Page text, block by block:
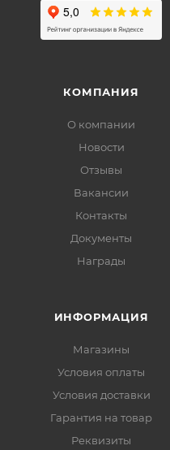
КОМПАНИЯ
О компании
Новости
Отзывы
Вакансии
Контакты
Документы
Награды
ИНФОРМАЦИЯ
Магазины
Условия оплаты
Условия доставки
Гарантия на товар
Реквизиты